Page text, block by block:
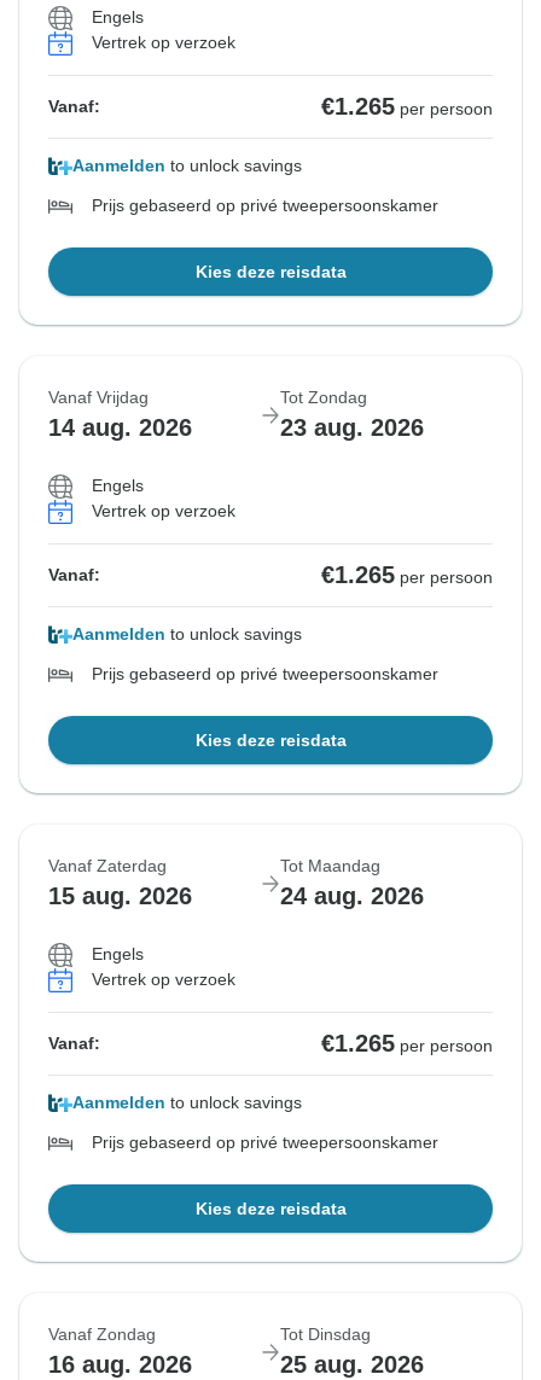
Engels
Vertrek op verzoek
Vanaf: €1.265 per persoon
Aanmelden to unlock savings
Prijs gebaseerd op privé tweepersoonskamer
Kies deze reisdata
Vanaf Vrijdag
14 aug. 2026
Tot Zondag
23 aug. 2026
Engels
Vertrek op verzoek
Vanaf: €1.265 per persoon
Aanmelden to unlock savings
Prijs gebaseerd op privé tweepersoonskamer
Kies deze reisdata
Vanaf Zaterdag
15 aug. 2026
Tot Maandag
24 aug. 2026
Engels
Vertrek op verzoek
Vanaf: €1.265 per persoon
Aanmelden to unlock savings
Prijs gebaseerd op privé tweepersoonskamer
Kies deze reisdata
Vanaf Zondag
16 aug. 2026
Tot Dinsdag
25 aug. 2026